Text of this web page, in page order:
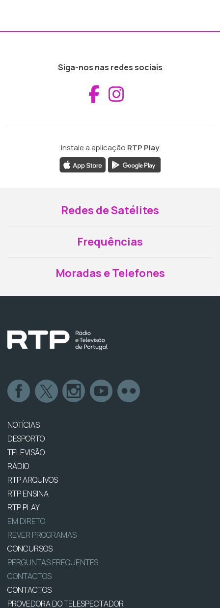
Siga-nos nas redes sociais
Aceder ao
Instale a aplicação RTP Play
Redes de Satélites
Frequências
Moradas e Telefones
NOTÍCIAS
DESPORTO
TELEVISÃO
RÁDIO
RTP ARQUIVOS
RTP ENSINA
RTP PLAY
EM DIRETO
REVER PROGRAMAS
CONCURSOS
PERGUNTAS FREQUENTES
CONTACTOS
CONTACTOS
PROVEDORA DO TELESPECTADOR